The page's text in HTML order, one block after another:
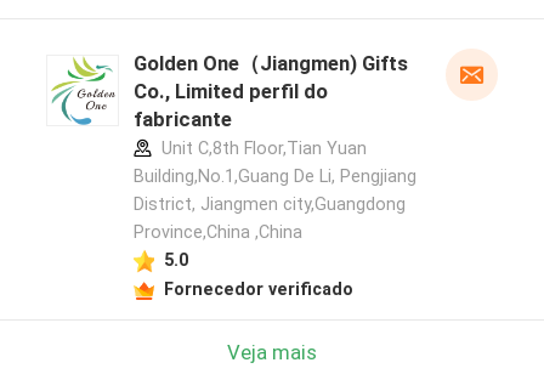
Golden One（Jiangmen) Gifts
Co., Limited perfil do
fabricante
Unit C,8th Floor,Tian Yuan
Building,No.1,Guang De Li, Pengjiang
District, Jiangmen city,Guangdong
Province,China ,China
5.0
Fornecedor verificado
Veja mais